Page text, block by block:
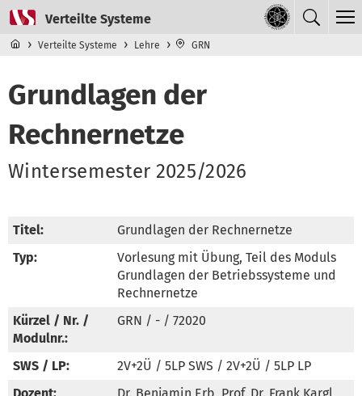
Direkt zum Inhalt
Navigationsmenü der obersten Ebene
Verteilte Systeme Lehre GRN
Grundlagen der
Rechnernetze
Wintersemester 2025/2026
Titel:
Grundlagen der Rechnernetze
Typ:
Vorlesung mit Übung, Teil des Moduls
Grundlagen der Betriebssysteme und
Rechnernetze
Kürzel / Nr. /
Modulnr.:
GRN / - / 72020
SWS / LP:
2V+2Ü / 5LP SWS / 2V+2Ü / 5LP LP